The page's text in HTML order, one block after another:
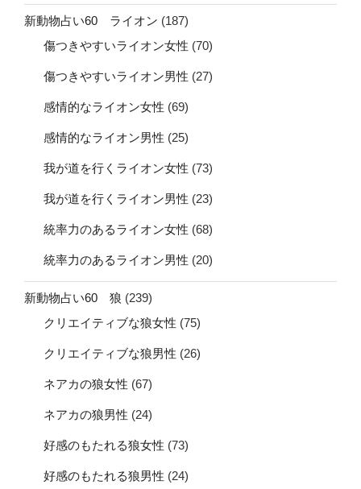
新動物占い60 ライオン (187)
傷つきやすいライオン女性 (70)
傷つきやすいライオン男性 (27)
感情的なライオン女性 (69)
感情的なライオン男性 (25)
我が道を行くライオン女性 (73)
我が道を行くライオン男性 (23)
統率力のあるライオン女性 (68)
統率力のあるライオン男性 (20)
新動物占い60 狼 (239)
クリエイティブな狼女性 (75)
クリエイティブな狼男性 (26)
ネアカの狼女性 (67)
ネアカの狼男性 (24)
好感のもたれる狼女性 (73)
好感のもたれる狼男性 (24)